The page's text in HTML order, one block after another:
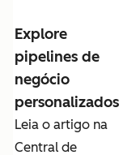
Explore
pipelines de
negócio
personalizados
Leia o artigo na
Central de